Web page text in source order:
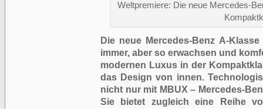
Weltpremiere: Die neue Mercedes-
Die neue Mercedes-Benz A-
immer, aber so erwachsen und
modernen Luxus in der
das Design von innen.
nicht nur mit MBUX – Mercedes-
Sie bietet zugleich eine Reihe